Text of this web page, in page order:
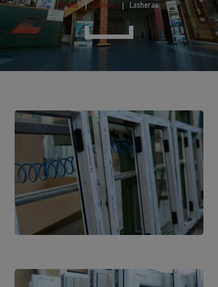
Inicio Gallery Lasheras